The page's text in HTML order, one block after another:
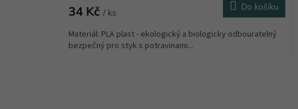
34 Kč / ks
Do košíku
Materiál: PLA plast - ekologický a biologicky odbouratelný
bezpečný pro styk s potravinami...